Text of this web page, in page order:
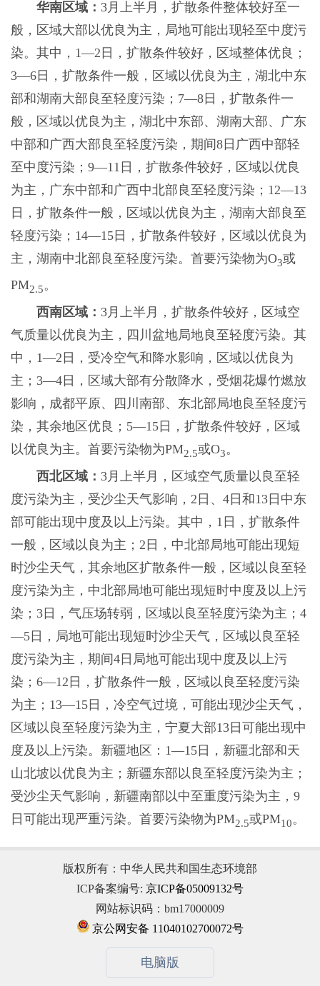
华南区域： 3月上半月，扩散条件整体较好至一
般，区域大部以优良为主，局地可能出现轻至中度污
染。其中，1—2日，扩散条件较好，区域整体优良；
3—6日，扩散条件一般，区域以优良为主，湖北中东
部和湖南大部良至轻度污染；7—8日，扩散条件一
般，区域以优良为主，湖北中东部、湖南大部、广东
中部和广西大部良至轻度污染，期间8日广西中部轻
至中度污染；9—11日，扩散条件较好，区域以优良
为主，广东中部和广西中北部良至轻度污染；12—13
日，扩散条件一般，区域以优良为主，湖南大部良至
轻度污染；14—15日，扩散条件较好，区域以优良为
主，湖南中北部良至轻度污染。首要污染物为O3或
PM2.5。
西南区域： 3月上半月，扩散条件较好，区域空
气质量以优良为主，四川盆地局地良至轻度污染。其
中，1—2日，受冷空气和降水影响，区域以优良为
主；3—4日，区域大部有分散降水，受烟花爆竹燃放
影响，成都平原、四川南部、东北部局地良至轻度污
染，其余地区优良；5—15日，扩散条件较好，区域
以优良为主。首要污染物为PM2.5或O3。
西北区域： 3月上半月，区域空气质量以良至轻
度污染为主，受沙尘天气影响，2日、4日和13日中东
部可能出现中度及以上污染。其中，1日，扩散条件
一般，区域以良为主；2日，中北部局地可能出现短
时沙尘天气，其余地区扩散条件一般，区域以良至轻
度污染为主，中北部局地可能出现短时中度及以上污
染；3日，气压场转弱，区域以良至轻度污染为主；4
—5日，局地可能出现短时沙尘天气，区域以良至轻
度污染为主，期间4日局地可能出现中度及以上污
染；6—12日，扩散条件一般，区域以良至轻度污染
为主；13—15日，冷空气过境，可能出现沙尘天气，
区域以良至轻度污染为主，宁夏大部13日可能出现中
度及以上污染。新疆地区：1—15日，新疆北部和天
山北坡以优良为主；新疆东部以良至轻度污染为主；
受沙尘天气影响，新疆南部以中至重度污染为主，9
日可能出现严重污染。首要污染物为PM2.5或PM10。
版权所有：中华人民共和国生态环境部
ICP备案编号: 京ICP备05009132号
网站标识码：bm17000009
京公网安备 11040102700072号
电脑版